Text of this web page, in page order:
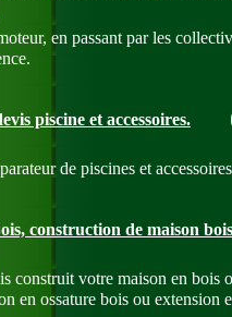
en passant par les
piscine et accessoires.
de piscines et
construction de maison bois
construit votre maison en bois
en ossature bois ou extension